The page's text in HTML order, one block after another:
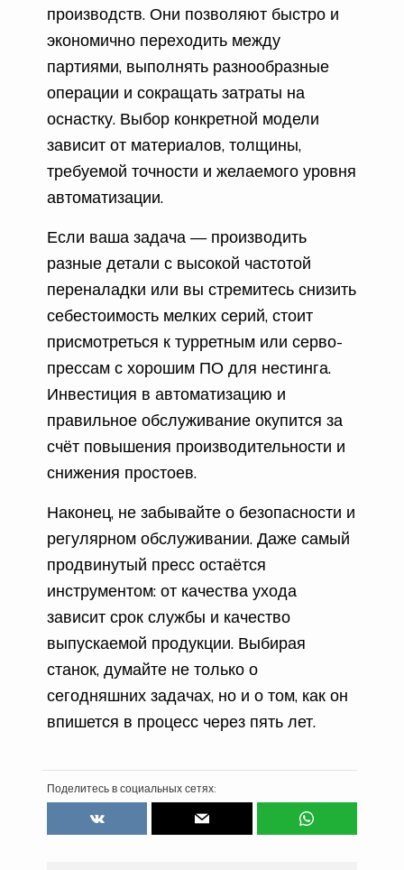
производств. Они позволяют быстро и
экономично переходить между
партиями, выполнять разнообразные
операции и сокращать затраты на
оснастку. Выбор конкретной модели
зависит от материалов, толщины,
требуемой точности и желаемого уровня
автоматизации.
Если ваша задача — производить
разные детали с высокой частотой
переналадки или вы стремитесь снизить
себестоимость мелких серий, стоит
присмотреться к турретным или серво-
прессам с хорошим ПО для нестинга.
Инвестиция в автоматизацию и
правильное обслуживание окупится за
счёт повышения производительности и
снижения простоев.
Наконец, не забывайте о безопасности и
регулярном обслуживании. Даже самый
продвинутый пресс остаётся
инструментом: от качества ухода
зависит срок службы и качество
выпускаемой продукции. Выбирая
станок, думайте не только о
сегодняшних задачах, но и о том, как он
впишется в процесс через пять лет.
Поделитесь в социальных сетях: